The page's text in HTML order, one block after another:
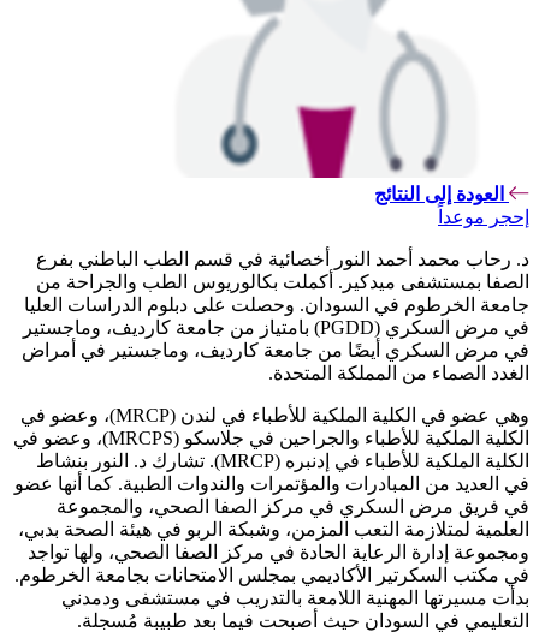
العودة إلى النتائج
إحجر موعداً
د. رحاب محمد أحمد النور أخصائية في قسم الطب الباطني بفرع
الصفا بمستشفى ميدكير. أكملت بكالوريوس الطب والجراحة من
جامعة الخرطوم في السودان. وحصلت على دبلوم الدراسات العليا
في مرض السكري (PGDD) بامتياز من جامعة كارديف، وماجستير
في مرض السكري أيضًا من جامعة كارديف، وماجستير في أمراض
الغدد الصماء من المملكة المتحدة.
وهي عضو في الكلية الملكية للأطباء في لندن (MRCP)، وعضو في
الكلية الملكية للأطباء والجراحين في جلاسكو (MRCPS)، وعضو في
الكلية الملكية للأطباء في إدنبره (MRCP). تشارك د. النور بنشاط
في العديد من المبادرات والمؤتمرات والندوات الطبية. كما أنها عضو
في فريق مرض السكري في مركز الصفا الصحي، والمجموعة
العلمية لمتلازمة التعب المزمن، وشبكة الربو في هيئة الصحة بدبي،
ومجموعة إدارة الرعاية الحادة في مركز الصفا الصحي، ولها تواجد
في مكتب السكرتير الأكاديمي بمجلس الامتحانات بجامعة الخرطوم.
بدأت مسيرتها المهنية اللامعة بالتدريب في مستشفى ودمدني
التعليمي في السودان حيث أصبحت فيما بعد طبيبة مُسجلة.